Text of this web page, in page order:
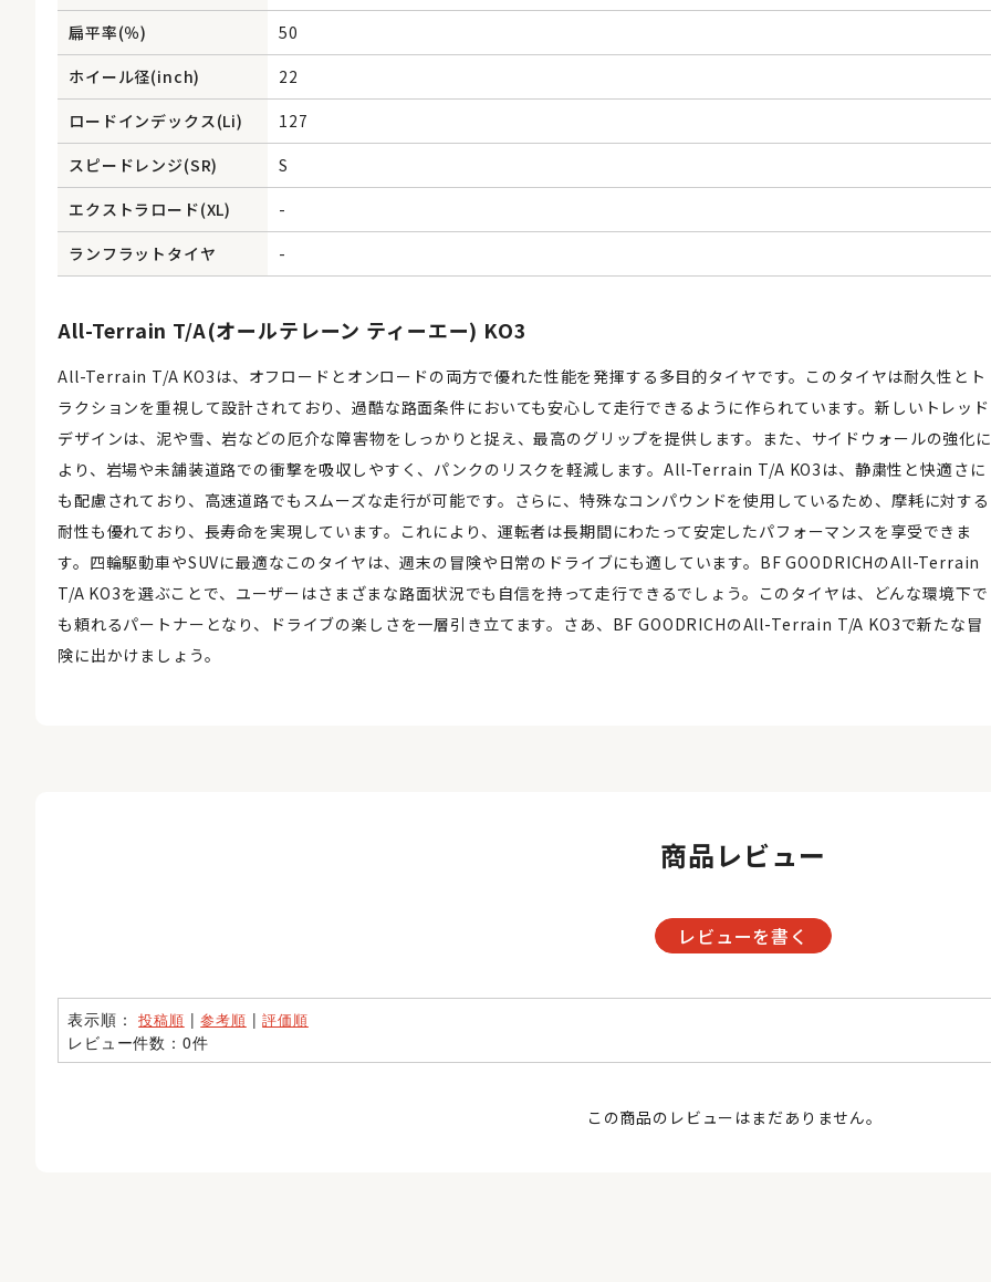
扁平率(％)
50
ホイール径(inch)
22
ロードインデックス(Li)
127
スピードレンジ(SR)
S
エクストラロード(XL)
-
ランフラットタイヤ
-
All-Terrain T/A(オールテレーン ティーエー) KO3
All-Terrain T/A KO3は、オフロードとオンロードの両方で優れた性能を発揮する多目的タイヤです。このタイヤは耐久性とト
ラクションを重視して設計されており、過酷な路面条件においても安心して走行できるように作られています。新しいトレッド
デザインは、泥や雪、岩などの厄介な障害物をしっかりと捉え、最高のグリップを提供します。また、サイドウォールの強化に
より、岩場や未舗装道路での衝撃を吸収しやすく、パンクのリスクを軽減します。All-Terrain T/A KO3は、静粛性と快適さに
も配慮されており、高速道路でもスムーズな走行が可能です。さらに、特殊なコンパウンドを使用しているため、摩耗に対する
耐性も優れており、長寿命を実現しています。これにより、運転者は長期間にわたって安定したパフォーマンスを享受できま
す。四輪駆動車やSUVに最適なこのタイヤは、週末の冒険や日常のドライブにも適しています。BF GOODRICHのAll-Terrain
T/A KO3を選ぶことで、ユーザーはさまざまな路面状況でも自信を持って走行できるでしょう。このタイヤは、どんな環境下で
も頼れるパートナーとなり、ドライブの楽しさを一層引き立てます。さあ、BF GOODRICHのAll-Terrain T/A KO3で新たな冒
険に出かけましょう。
商品レビュー
レビューを書く
表示順：投稿順 |参考順 |評価順
レビュー件数：0件
この商品のレビューはまだありません。